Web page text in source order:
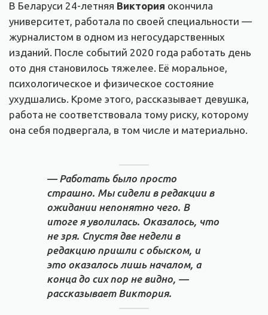
В Беларуси 24-летняя Виктория окончила
университет, работала по своей специальности —
журналистом в одном из негосударственных
изданий. После событий 2020 года работать день
ото дня становилось тяжелее. Её моральное,
психологическое и физическое состояние
ухудшались. Кроме этого, рассказывает девушка,
работа не соответствовала тому риску, которому
она себя подвергала, в том числе и материально.
— Работать было просто
страшно. Мы сидели в редакции в
ожидании непонятно чего. В
итоге я уволилась. Оказалось, что
не зря. Спустя две недели в
редакцию пришли с обыском, и
это оказалось лишь началом, а
конца до сих пор не видно, —
рассказывает Виктория.